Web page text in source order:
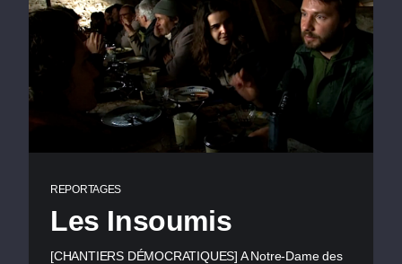
REPORTAGES
Les Insoumis
[CHANTIERS DÉMOCRATIQUES] A Notre-Dame des